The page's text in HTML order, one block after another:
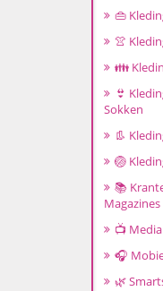
👜
👚
👪
👙
Sokken
👢
🏐
📚
Magazines
📺
🎧
🌿